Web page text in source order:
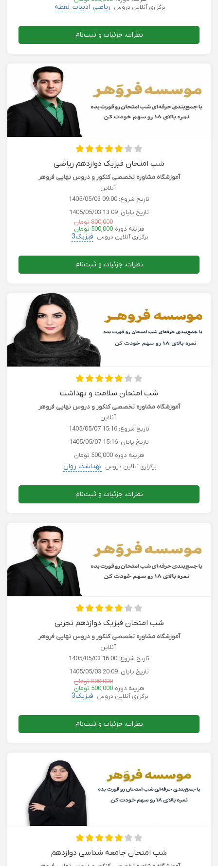
برگزاری آنلاین دروس ریاضی ادبیات نقطه
نظرات، جزئیات و ثبت‌نام
شب امتحان فیزیک دوازدهم ریاضی
آموزشگاه مشاوره تخصصی کنکور و دروس نهایی فروهر
آنلاین
تاریخ شروع: 1405/05/03 09:00
تاریخ پایان: 1405/05/03 13:09
هزینه دوره:
800,000 تومان
500,000 تومان
برگزاری آنلاین دروس فیزیک3
نظرات، جزئیات و ثبت‌نام
شب امتحان سلامت و بهداشت
آموزشگاه مشاوره تخصصی کنکور و دروس نهایی فروهر
آنلاین
تاریخ شروع: 1405/05/07 15:16
تاریخ پایان: 1405/05/07 15:16
هزینه دوره:500,000 تومان
برگزاری آنلاین دروس بهداشت روان
نظرات، جزئیات و ثبت‌نام
شب امتحان فیزیک دوازدهم تجربی
آموزشگاه مشاوره تخصصی کنکور و دروس نهایی فروهر
آنلاین
تاریخ شروع: 1405/05/03 16:00
تاریخ پایان: 1405/05/03 20:09
هزینه دوره:
800,000 تومان
500,000 تومان
برگزاری آنلاین دروس فیزیک3
نظرات، جزئیات و ثبت‌نام
شب امتحان جامعه شناسی دوازدهم